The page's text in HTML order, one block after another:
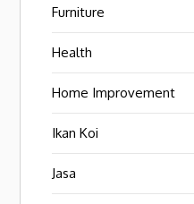
Furniture
Health
Home Improvement
Ikan Koi
Jasa